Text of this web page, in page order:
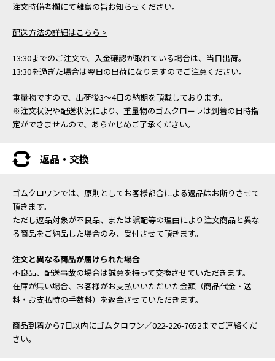
注文時備考欄にて離島の旨お知らせください。
配送方法の詳細はこちら >
13:30までのご注文で、入金確認が取れている場合は、当日出荷。
13:30を過ぎた場合は翌日の出荷になりますのでご注意ください。
重量物ですので、出荷後3～4日の納期を頂戴しております。
※注文状況や配送状況により、重量物のゴムクローラは到着の日時指
定ができませんので、あらかじめご了承ください。
返品・交換
ゴムクロワンでは、原則としてお客様都合による返品はお断りさせて
頂きます。
ただし返品対象が不良品、または誤配等の理由により注文商品と異な
る商品をご納品した場合のみ、受付させて頂きます。
注文と異なる商品が届けられた場合
不良品、配送事故の場合は誠意を持って交換させていただきます。
在庫が無い場合、お客様がお支払いいただいた金額（商品代金・送
料・お支払時の手数料）を返金させていただきます。
商品到着から7日以内にゴムクロワン／022-226-7652までご連絡くだ
さい。